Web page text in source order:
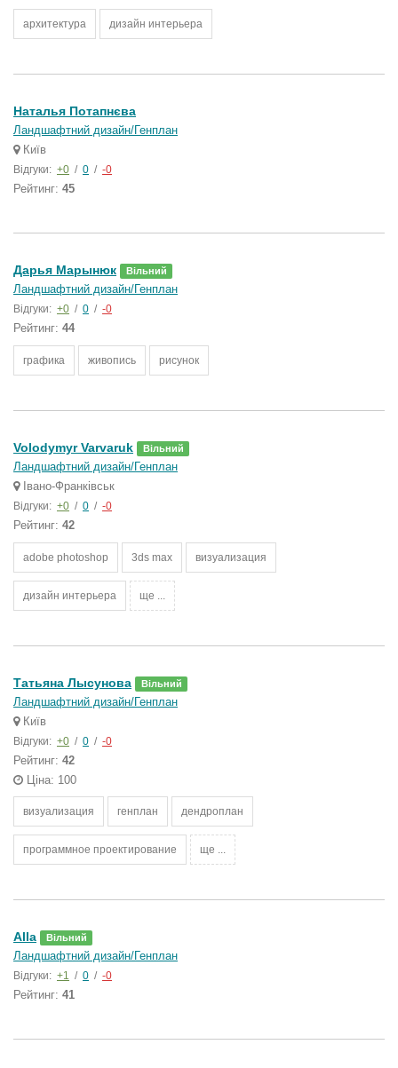
архитектура дизайн интерьера
Наталья Потапнєва
Ландшафтний дизайн/Генплан
Київ
Відгуки: +0 / 0 / -0
Рейтинг: 45
Дарья Марынюк Вільний
Ландшафтний дизайн/Генплан
Відгуки: +0 / 0 / -0
Рейтинг: 44
графика живопись рисунок
Volodymyr Varvaruk Вільний
Ландшафтний дизайн/Генплан
Івано-Франківськ
Відгуки: +0 / 0 / -0
Рейтинг: 42
adobe photoshop 3ds max визуализация
дизайн интерьера ще ...
Татьяна Лысунова Вільний
Ландшафтний дизайн/Генплан
Київ
Відгуки: +0 / 0 / -0
Рейтинг: 42
Ціна: 100
визуализация генплан дендроплан
программное проектирование ще ...
Alla Вільний
Ландшафтний дизайн/Генплан
Відгуки: +1 / 0 / -0
Рейтинг: 41